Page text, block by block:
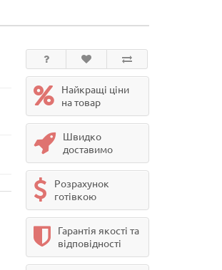
Найкращі ціни
на товар
Швидко
доставимо
Розрахунок
готівкою
Гарантія якості та
відповідності